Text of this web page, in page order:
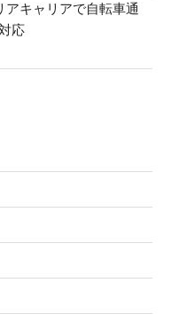
アキャリアで自転車通
応